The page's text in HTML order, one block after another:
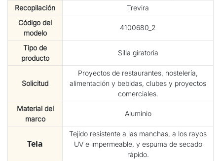
Recopilación
Trevira
Código del
modelo
4100680_2
Tipo de
producto
Silla giratoria
Solicitud
Proyectos de restaurantes, hostelería,
alimentación y bebidas, clubes y proyectos
comerciales.
Material del
marco
Aluminio
Tela
Tejido resistente a las manchas, a los rayos
UV e impermeable, y espuma de secado
rápido.